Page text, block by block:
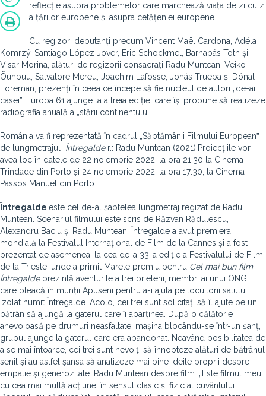
reflecție asupra problemelor care marchează viața de zi cu zi
a țărilor europene și asupra cetățeniei europene.
Cu regizori debutanți precum Vincent Maël Cardona, Adéla
Komrzý, Santiago López Jover, Eric Schockmel, Barnabás Toth și
Visar Morina, alături de regizorii consacrați Radu Muntean, Veiko
Õunpuu, Salvatore Mereu, Joachim Lafosse, Jonás Trueba și Dónal
Foreman, prezenți în ceea ce începe să fie nucleul de autori „de-ai
casei”, Europa 61 ajunge la a treia ediție, care își propune să realizeze
radiografia anuală a „stării continentului”.
România va fi reprezentată în cadrul „Săptămânii Filmului Europeanˮ
de lungmetrajul Întregalder.: Radu Muntean (2021).Proiecțiile vor
avea loc în datele de 22 noiembrie 2022, la ora 21:30 la Cinema
Trindade din Porto și 24 noiembrie 2022, la ora 17:30, la Cinema
Passos Manuel din Porto.
Întregalde este cel de-al șaptelea lungmetraj regizat de Radu
Muntean. Scenariul filmului este scris de Răzvan Rădulescu,
Alexandru Baciu și Radu Muntean. Întregalde a avut premiera
mondială la Festivalul Internațional de Film de la Cannes și a fost
prezentat de asemenea, la cea de-a 33-a ediție a Festivalului de Film
de la Trieste, unde a primit Marele premiu pentru Cel mai bun film.
Întregaldeprezintă aventurile a trei prieteni, membri ai unui ONG,
care pleacă în munții Apuseni pentru a-i ajuta pe locuitorii satului
izolat numit Întregalde. Acolo, cei trei sunt solicitați să îl ajute pe un
bătrân să ajungă la gaterul care îi aparținea. După o călătorie
anevoioasă pe drumuri neasfaltate, mașina blocându-se într-un șanț,
grupul ajunge la gaterul care era abandonat. Neavând posibilitatea de
a se mai întoarce, cei trei sunt nevoiți să înnopteze alături de bătrânul
senil și au astfel șansa să analizeze mai bine ideile proprii despre
empatie și generozitate. Radu Muntean despre film: „Este filmul meu
cu cea mai multă acțiune, în sensul clasic și fizic al cuvântului.